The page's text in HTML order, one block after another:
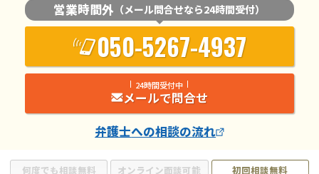
何度でも相談無料 オンライン面談可能
初回相談無料
営業時間外 （メール問合せなら24時間受付）
050-5267-4937
24時間受付中
メールで問合せ
弁護士への相談の流れ